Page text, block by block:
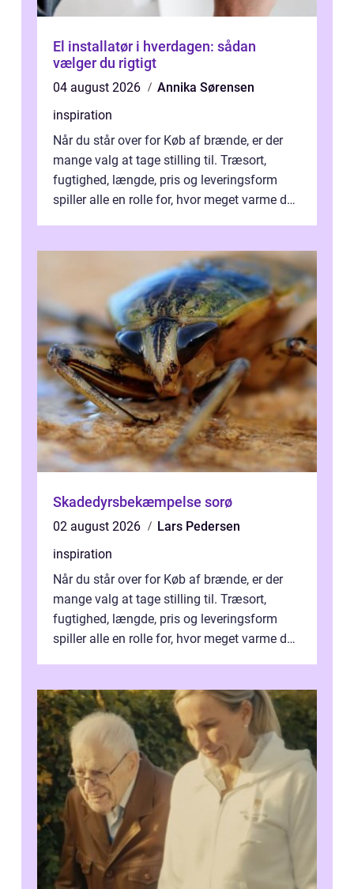
El installatør i hverdagen: sådan
vælger du rigtigt
04 august 2026
Annika Sørensen
inspiration
Når du står over for Køb af brænde, er der
mange valg at tage stilling til. Træsort,
fugtighed, længde, pris og leveringsform
spiller alle en rolle for, hvor meget varme du
Skadedyrsbekæmpelse sorø
02 august 2026
Lars Pedersen
inspiration
Når du står over for Køb af brænde, er der
mange valg at tage stilling til. Træsort,
fugtighed, længde, pris og leveringsform
spiller alle en rolle for, hvor meget varme du